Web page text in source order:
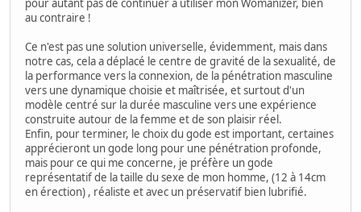
au contraire !
Ce n'est pas une solution universelle, évidemment, mais dans
notre cas, cela a déplacé le centre de gravité de la sexualité, de
la performance vers la connexion, de la pénétration masculine
vers une dynamique choisie et maîtrisée, et surtout d'un
modèle centré sur la durée masculine vers une expérience
construite autour de la femme et de son plaisir réel.
Enfin, pour terminer, le choix du gode est important, certaines
apprécieront un gode long pour une pénétration profonde,
mais pour ce qui me concerne, je préfère un gode
représentatif de la taille du sexe de mon homme, (12 à 14cm
en érection) , réaliste et avec un préservatif bien lubrifié.